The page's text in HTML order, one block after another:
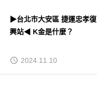
▶台北市大安區 捷運忠孝復
興站◀ K金是什麼？
2024.11.10